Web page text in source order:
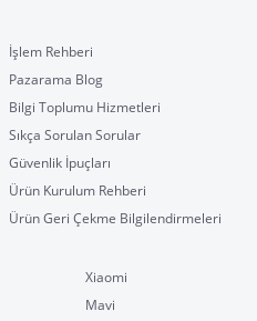
İşlem Rehberi
Pazarama Blog
Bilgi Toplumu Hizmetleri
Sıkça Sorulan Sorular
Güvenlik İpuçları
Ürün Kurulum Rehberi
Ürün Geri Çekme Bilgilendirmeleri
Xiaomi
Mavi